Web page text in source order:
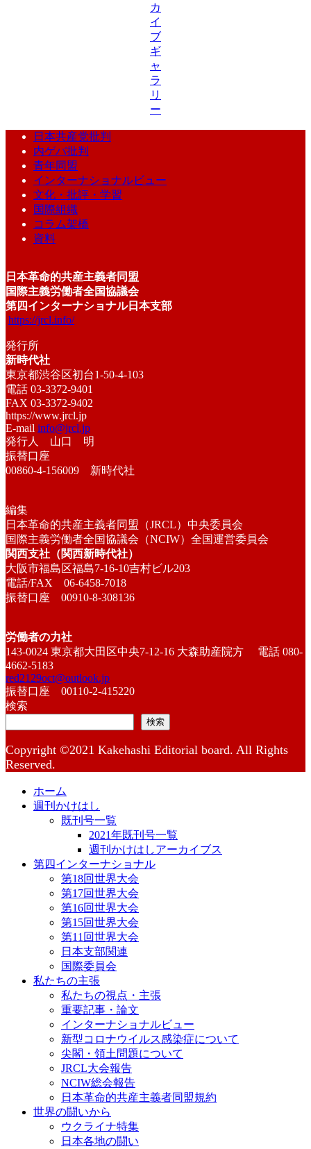
カ
イ
ブ
ギ
ャ
ラ
リ
ー
日本共産党批判
内ゲバ批判
青年同盟
インターナショナルビュー
文化・批評・学習
国際組織
コラム架橋
資料
日本革命的共産主義者同盟
国際主義労働者全国協議会
第四インターナショナル日本支部
https://jrcl.info/
発行所
新時代社
東京都渋谷区初台1-50-4-103
電話 03-3372-9401
FAX 03-3372-9402
https://www.jrcl.jp
E-mail info@jrcl.jp
発行人 山口 明
振替口座
00860-4-156009 新時代社
編集
日本革命的共産主義者同盟（JRCL）中央委員会
国際主義労働者全国協議会（NCIW）全国運営委員会
関西支社（関西新時代社）
大阪市福島区福島7-16-10吉村ビル203
電話/FAX 06-6458-7018
振替口座 00910-8-308136
労働者の力社
143-0024 東京都大田区中央7-12-16 大森助産院方 電話 080-
4662-5183
red2129oct@outlook.jp
振替口座 00110-2-415220
検索
検索
Copyright ©2021 Kakehashi Editorial board. All Rights
Reserved.
ホーム
週刊かけはし
既刊号一覧
2021年既刊号一覧
週刊かけはしアーカイブス
第四インターナショナル
第18回世界大会
第17回世界大会
第16回世界大会
第15回世界大会
第11回世界大会
日本支部関連
国際委員会
私たちの主張
私たちの視点・主張
重要記事・論文
インターナショナルビュー
新型コロナウイルス感染症について
尖閣・領土問題について
JRCL大会報告
NCIW総会報告
日本革命的共産主義者同盟規約
世界の闘いから
ウクライナ特集
日本各地の闘い